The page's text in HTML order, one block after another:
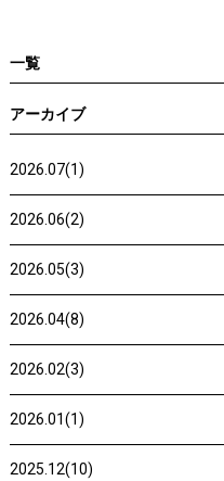
一覧
アーカイブ
2026.07(1)
2026.06(2)
2026.05(3)
2026.04(8)
2026.02(3)
2026.01(1)
2025.12(10)